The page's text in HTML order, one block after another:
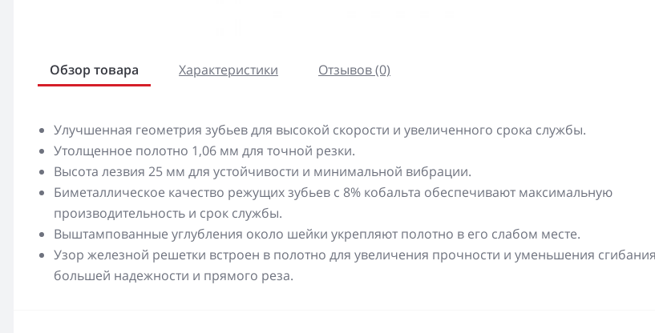
Обзор товара Характеристики Отзывов (0)
Улучшенная геометрия зубьев для высокой скорости и увеличенного срока службы.
Утолщенное полотно 1,06 мм для точной резки.
Высота лезвия 25 мм для устойчивости и минимальной вибрации.
Биметаллическое качество режущих зубьев с 8% кобальта обеспечивают максимальную
производительность и срок службы.
Выштампованные углубления около шейки укрепляют полотно в его слабом месте.
Узор железной решетки встроен в полотно для увеличения прочности и уменьшения
большей надежности и прямого реза.